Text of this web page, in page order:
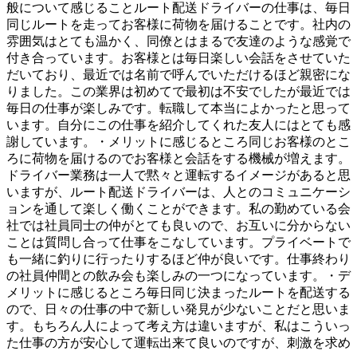
般について感じることルート配送ドライバーの仕事は、毎日
同じルートを走ってお客様に荷物を届けることです。社内の
雰囲気はとても温かく、同僚とはまるで友達のような感覚で
付き合っています。お客様とは毎日楽しい会話をさせていた
だいており、最近では名前で呼んでいただけるほど親密にな
りました。この業界は初めてで最初は不安でしたが最近では
毎日の仕事が楽しみです。転職して本当によかったと思って
います。自分にこの仕事を紹介してくれた友人にはとても感
謝しています。・メリットに感じるところ同じお客様のとこ
ろに荷物を届けるのでお客様と会話をする機械が増えます。
ドライバー業務は一人で黙々と運転するイメージがあると思
いますが、ルート配送ドライバーは、人とのコミュニケーシ
ョンを通して楽しく働くことができます。私の勤めている会
社では社員同士の仲がとても良いので、お互いに分からない
ことは質問し合って仕事をこなしています。プライベートで
も一緒に釣りに行ったりするほど仲が良いです。仕事終わり
の社員仲間との飲み会も楽しみの一つになっています。・デ
メリットに感じるところ毎日同じ決まったルートを配送する
ので、日々の仕事の中で新しい発見が少ないことだと思いま
す。もちろん人によって考え方は違いますが、私はこういっ
た仕事の方が安心して運転出来て良いのですが、刺激を求め